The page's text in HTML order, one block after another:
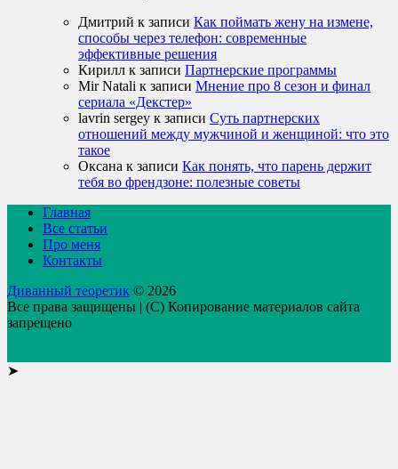
Дмитрий к записи Как поймать жену на измене,
способы через телефон: современные
эффективные решения
Кирилл к записи Партнерские программы
Mir Natali к записи Мнение про 8 сезон и финал
сериала «Декстер»
lavrin sergey к записи Суть партнерских
отношений между мужчиной и женщиной: что это
такое
Оксана к записи Как понять, что парень держит
тебя во френдзоне: полезные советы
Главная
Все статьи
Про меня
Контакты
Диванный теоретик © 2026
Все права защищены | (C) Копирование материалов сайта
запрещено
➤